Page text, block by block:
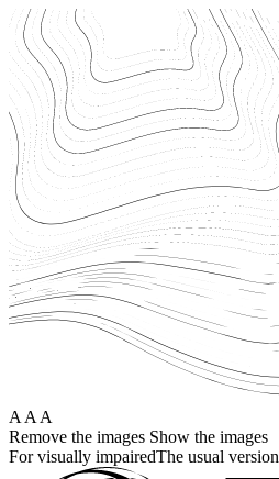
Перейти
к
основному
содержанию
A A A
Remove the images Show the images
For visually impairedThe usual version